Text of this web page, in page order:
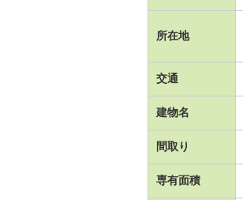
所在地
交通
建物名
間取り
専有面積